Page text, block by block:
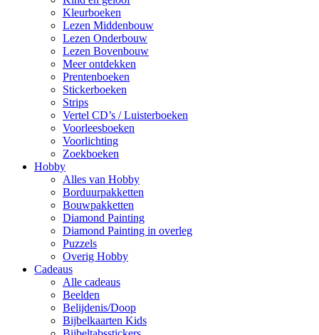
Kleurboeken
Lezen Middenbouw
Lezen Onderbouw
Lezen Bovenbouw
Meer ontdekken
Prentenboeken
Stickerboeken
Strips
Vertel CD’s / Luisterboeken
Voorleesboeken
Voorlichting
Zoekboeken
Hobby
Alles van Hobby
Borduurpakketten
Bouwpakketten
Diamond Painting
Diamond Painting in overleg
Puzzels
Overig Hobby
Cadeaus
Alle cadeaus
Beelden
Belijdenis/Doop
Bijbelkaarten Kids